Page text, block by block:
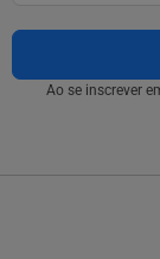
Ao se inscrever